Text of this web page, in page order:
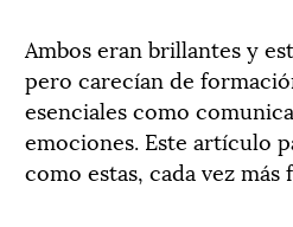
Ambos eran brillantes y
pero carecían de
esenciales como
emociones. Este artículo
como estas, cada vez más